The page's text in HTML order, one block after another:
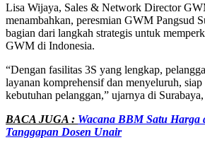
Lisa Wijaya, Sales & Network Director
menambahkan, peresmian GWM Pangsud
bagian dari langkah strategis untuk
GWM di Indonesia.
“Dengan fasilitas 3S yang lengkap,
layanan komprehensif dan menyeluruh,
kebutuhan pelanggan,” ujarnya di
BACA JUGA : Wacana BBM Satu Harga
Tanggapan Dosen Unair